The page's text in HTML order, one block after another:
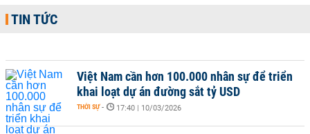
TIN TỨC
Việt Nam cần hơn 100.000 nhân sự để triển
khai loạt dự án đường sắt tỷ USD
THỜI SỰ - 17:40 | 10/03/2026